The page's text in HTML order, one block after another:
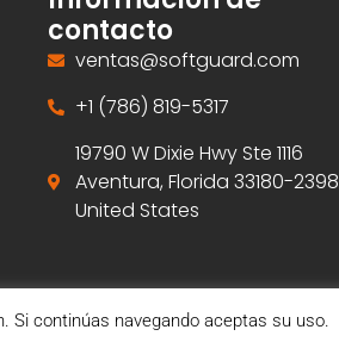
contacto
ventas@softguard.com
+1 (786) 819-5317
19790 W Dixie Hwy Ste 1116
Aventura, Florida 33180-2398
United States
Si continúas navegando aceptas su uso.